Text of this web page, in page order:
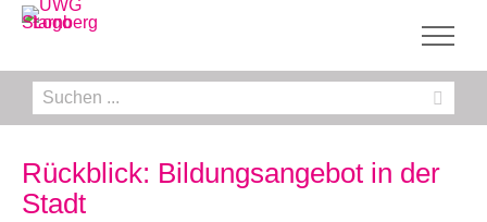
Zum
Inhalt
Suche
nach:
Rückblick: Bildungsangebot in der
Stadt